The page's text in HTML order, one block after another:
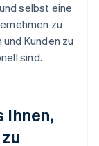
selbst eine
zu
Kunden zu
sind.
Ihnen,